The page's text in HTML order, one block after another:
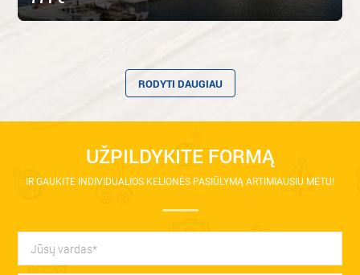
RODYTI DAUGIAU
UŽPILDYKITE FORMĄ
IR GAUKITE INDIVIDUALIOS KELIONĖS PASIŪLYMĄ ARTIMIAUSIU METU!